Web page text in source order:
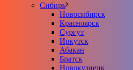
Сибирь
Новосибирск
Красноярск
Сургут
Иркутск
Абакан
Братск
Новокузнецк